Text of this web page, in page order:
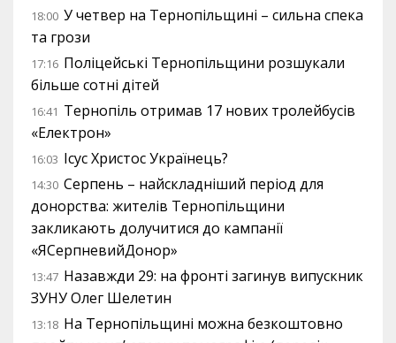
18:00 У четвер на Тернопільщині – сильна спека
та грози
17:16 Поліцейські Тернопільщини розшукали
більше сотні дітей
16:41 Тернопіль отримав 17 нових тролейбусів
«Електрон»
16:03 Ісус Христос Українець?
14:30 Серпень – найскладніший період для
донорства: жителів Тернопільщини
закликають долучитися до кампанії
«ЯСерпневийДонор»
13:47 Назавжди 29: на фронті загинув випускник
ЗУНУ Олег Шелетин
13:18 На Тернопільщині можна безкоштовно